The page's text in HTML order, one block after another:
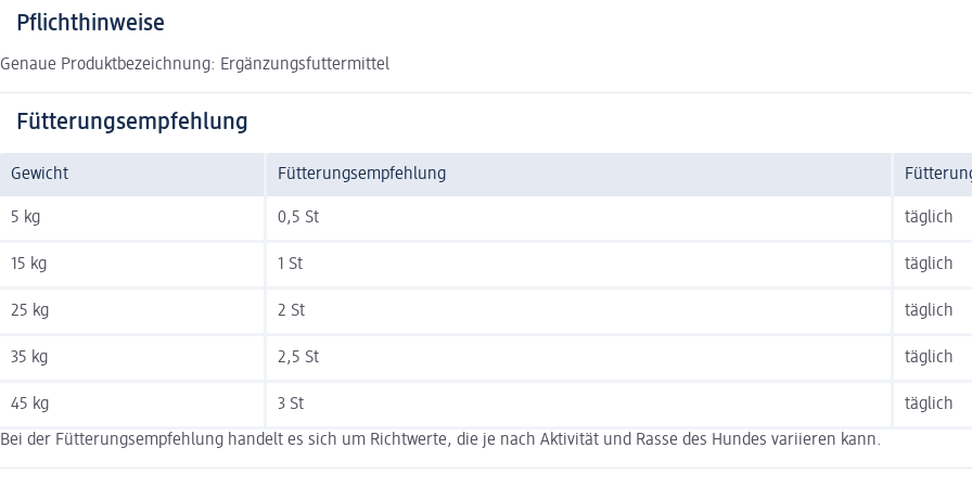
Pflichthinweise
Genaue Produktbezeichnung: Ergänzungsfuttermittel
Fütterungsempfehlung
Gewicht Fütterungsempfehlung
5 kg 0,5 St täglich
15 kg 1 St täglich
25 kg 2 St täglich
35 kg 2,5 St täglich
45 kg 3 St täglich
Bei der Fütterungsempfehlung handelt es sich um Richtwerte, die je nach Aktivität und Rasse des Hundes variieren kann.